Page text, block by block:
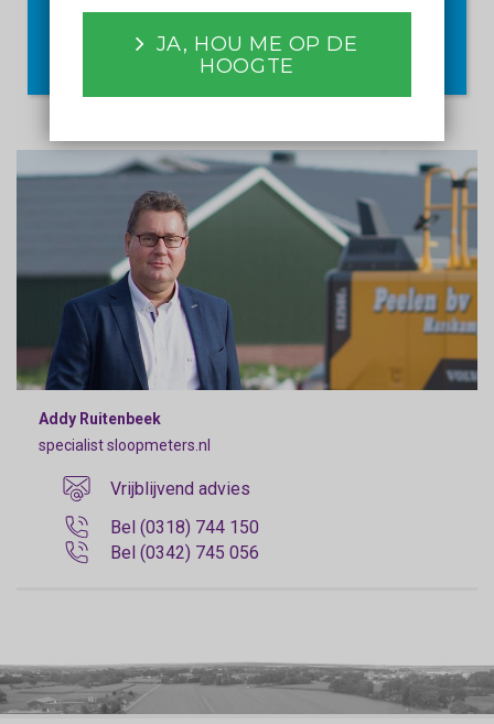
Met het verzenden van dit formulier gaat u akkoord met ons
privacy statement
Addy Ruitenbeek
specialist sloopmeters.nl
Vrijblijvend advies
Bel (0318) 744 150
Bel (0342) 745 056
JA, HOU ME OP DE
HOOGTE